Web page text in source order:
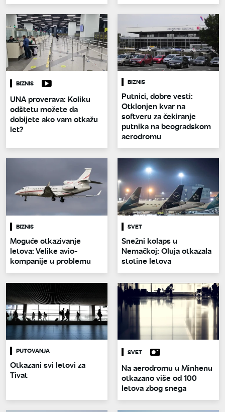
BIZNIS
UNA proverava: Koliku
odštetu možete da
dobijete ako vam otkažu
let?
BIZNIS
Putnici, dobre vesti:
Otklonjen kvar na
softveru za čekiranje
putnika na beogradskom
aerodromu
BIZNIS
Moguće otkazivanje
letova: Velike avio-
kompanije u problemu
SVET
Snežni kolaps u
Nemačkoj: Oluja otkazala
stotine letova
PUTOVANJA
Otkazani svi letovi za
Tivat
SVET
Na aerodromu u Minhenu
otkazano više od 100
letova zbog snega